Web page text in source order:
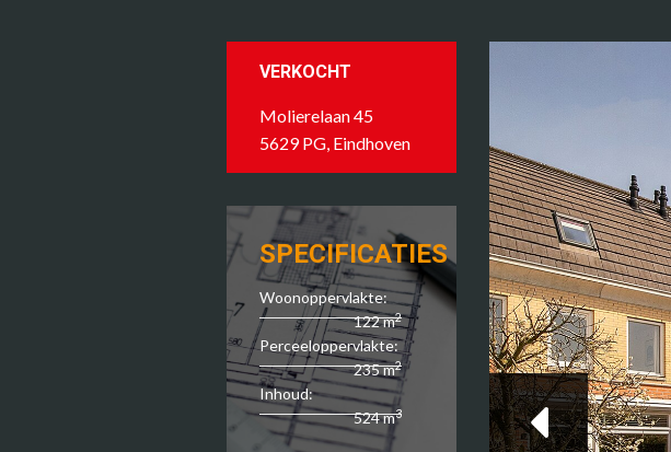
VERKOCHT
Molierelaan 45
5629 PG, Eindhoven
SPECIFICATIES
Woonoppervlakte:
122 m2
Perceeloppervlakte:
235 m2
Inhoud:
524 m3